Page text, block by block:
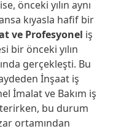
önceki yılın aynı
kıyasla hafif bir
ve Profesyonel iş
bir önceki yılın
gerçekleşti. Bu
İnşaat iş
İmalat ve Bakım iş
bu durum
ortamından